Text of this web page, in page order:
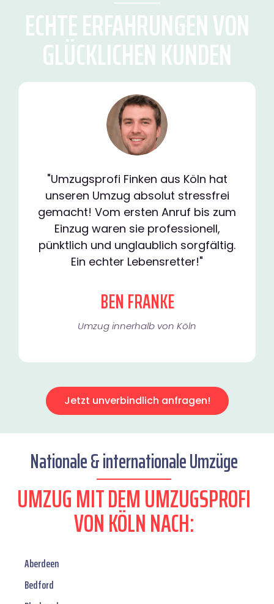
ECHTE ERFAHRUNGEN VON
GLÜCKLICHEN KUNDEN
"Umzugsprofi Finken aus Köln hat
unseren Umzug absolut stressfrei
gemacht! Vom ersten Anruf bis zum
Einzug waren sie professionell,
pünktlich und unglaublich sorgfältig.
Ein echter Lebensretter!"
BEN FRANKE
Umzug innerhalb von Köln​
Jetzt unverbindlich anfragen!
Nationale & internationale Umzüge
UMZUG MIT DEM UMZUGSPROFI
VON KÖLN NACH:
Aberdeen
Bedford